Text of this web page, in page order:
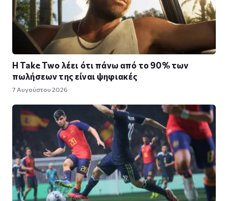
Η Take Twο λέει ότι πάνω από το 90% των
πωλήσεων της είναι ψηφιακές
7 Αυγούστου 2026